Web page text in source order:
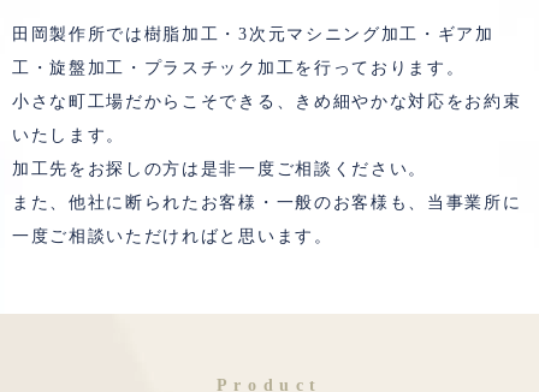
田岡製作所では樹脂加工・3次元マシニング加工・ギア加
工・旋盤加工・ プラスチック加工を行っております。
小さな町工場だからこそできる、きめ細やかな対応をお約束
いたします。
加工先をお探しの方は是非一度ご相談ください。
また、他社に断られたお客様・一般のお客様も、当事業所に
一度ご相談いただければと思います。
Product